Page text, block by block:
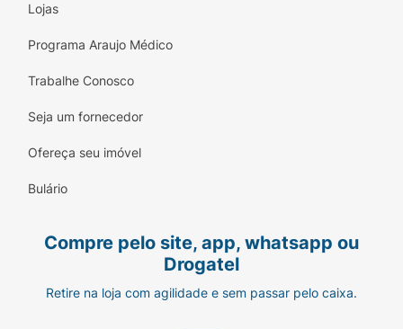
Lojas
Programa Araujo Médico
Trabalhe Conosco
Seja um fornecedor
Ofereça seu imóvel
Bulário
Compre pelo site, app, whatsapp ou
Drogatel
Retire na loja com agilidade e sem passar pelo caixa.